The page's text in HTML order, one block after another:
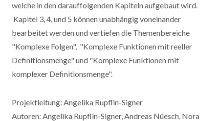
welche in den darauffolgenden Kapiteln aufgebaut wird.
Kapitel 3, 4, und 5 können unabhängig voneinander
bearbeitet werden und vertiefen die Themenbereiche
"Komplexe Folgen", "Komplexe Funktionen mit reeller
Definitionsmenge" und "Komplexe Funktionen mit
komplexer Definitionsmenge".
Projektleitung: Angelika Rupflin-Signer
Autoren: Angelika Rupflin-Signer, Andreas Nüesch, Nora